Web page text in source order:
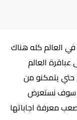
لم يحله الا 4000 فقط في العالم كله هناك
العالم
حتي يتمكنو من
سوف نستعرض
معرفة اجاباتها